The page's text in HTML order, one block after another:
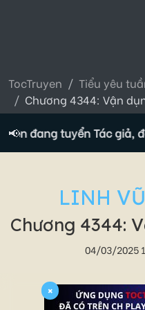
TocTruyen Tiểu yêu
Chương 4344: Vận
📢đang tuyển Tác giả,
LINH
Chương 4344:
04/03/2025
×